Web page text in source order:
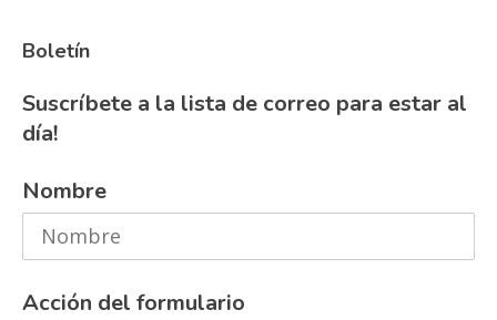
Boletín
Suscríbete a la lista de correo para estar al
día!
Nombre
Acción del formulario